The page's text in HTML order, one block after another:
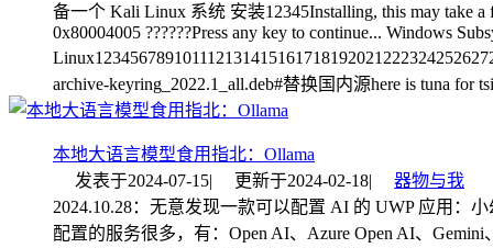
备一个 Kali Linux 系统 安装12345Installing, this may take a
0x80004005 ??????Press any key to continue... Windows
archive-keyring_2022.1_all.deb#替换国内源here is tuna for
本地大语言模型食用指北：Ollama
发表于2024-07-15| 更新于2024-02-18|
器物与我
2024.10.28：无意发现一款可以配置 AI 的 UWP 应用：
配置的服务很多，有：Open AI、Azure Open AI、